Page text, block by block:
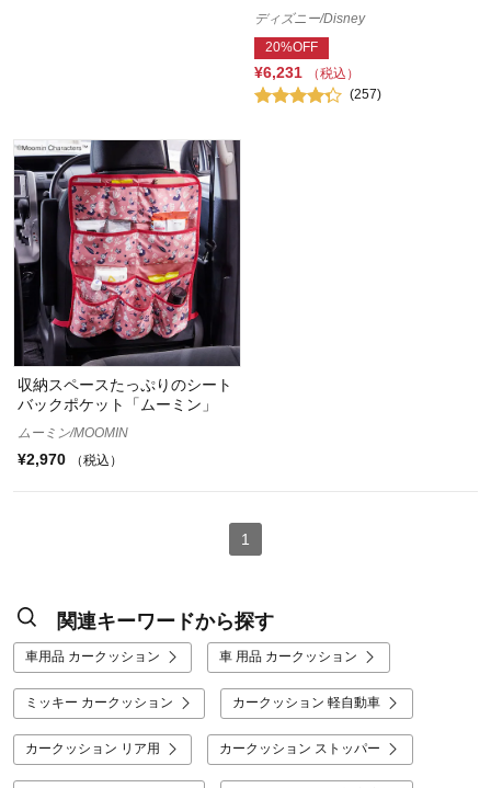
ディズニー/Disney
20%OFF
¥6,231
（税込）
(257)
収納スペースたっぷりのシート
バックポケット「ムーミン」
ムーミン/MOOMIN
¥2,970 （税込）
1
関連キーワードから探す
車用品 カークッション 車 用品 カークッション
ミッキー カークッション カークッション 軽自動車
カークッション リア用 カークッション ストッパー